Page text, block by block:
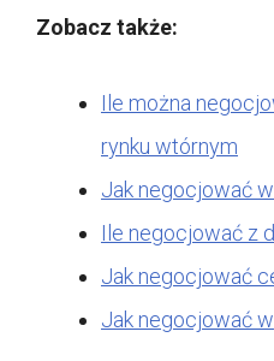
Zobacz także:
Ile można
rynku wtórnym
Jak negocjować
Ile negocjować z
Jak negocjować
Jak negocjować